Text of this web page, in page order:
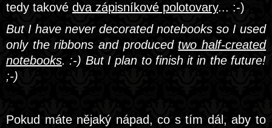
tedy takové dva zápisníkové polotovary... :-)
But I have never decorated notebooks so I used
only the ribbons and produced two half-created
notebooks. :-) But I plan to finish it in the future!
;-)
Pokud máte nějaký nápad, co s tím dál, aby to